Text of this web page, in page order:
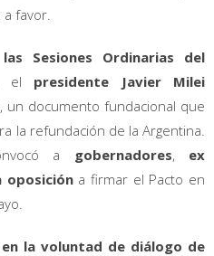
favor.
Sesiones Ordinarias del
el presidente Javier Milei
, un documento fundacional que
la refundación de la Argentina.
a gobernadores, ex
oposicióna firmar el Pacto en
la voluntad de diálogo de